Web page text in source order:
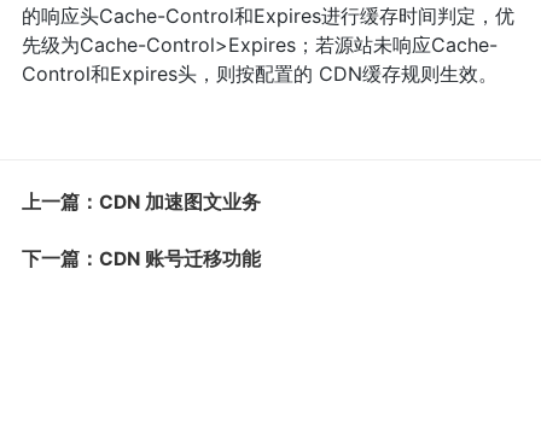
的响应头Cache-Control和Expires进行缓存时间判定，优
先级为Cache-Control>Expires；若源站未响应Cache-
Control和Expires头，则按配置的 CDN缓存规则生效。
上一篇：CDN 加速图文业务
下一篇：CDN 账号迁移功能